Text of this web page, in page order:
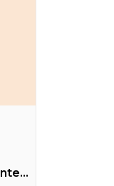
Event hall Passage Interdit